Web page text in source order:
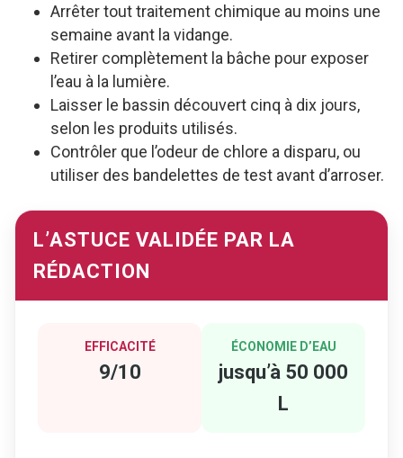
Arrêter tout traitement chimique au moins une
semaine avant la vidange.
Retirer complètement la bâche pour exposer
l’eau à la lumière.
Laisser le bassin découvert cinq à dix jours,
selon les produits utilisés.
Contrôler que l’odeur de chlore a disparu, ou
utiliser des bandelettes de test avant d’arroser.
L’ASTUCE VALIDÉE PAR LA
RÉDACTION
EFFICACITÉ
9/10
ÉCONOMIE D’EAU
jusqu’à 50 000
L